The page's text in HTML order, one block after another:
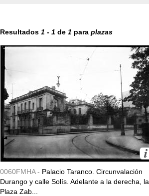
Resultados 1 - 1 de 1 para plazas
0060FMHA - Palacio Taranco. Circunvalación
Durango y calle Solís. Adelante a la derecha, la
Plaza Zab...